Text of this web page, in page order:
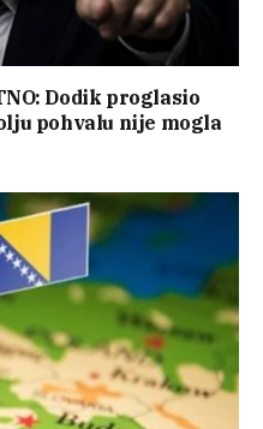
Dodik proglasio
pohvalu nije mogla